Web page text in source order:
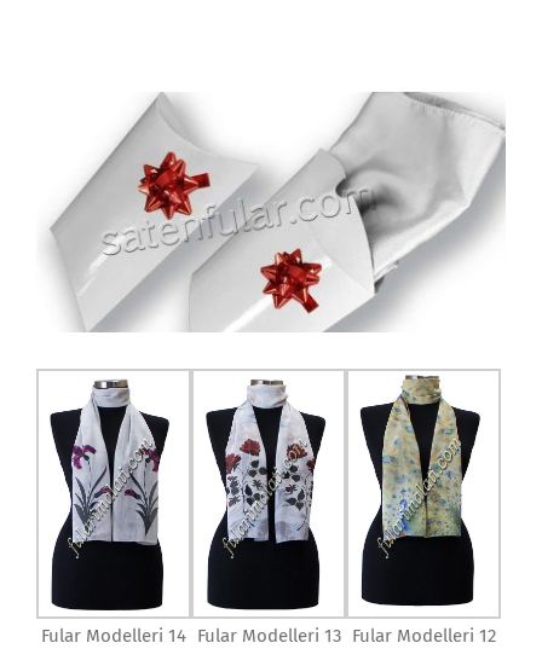
Fular Modelleri 14 Fular Modelleri 13 Fular Modelleri 12